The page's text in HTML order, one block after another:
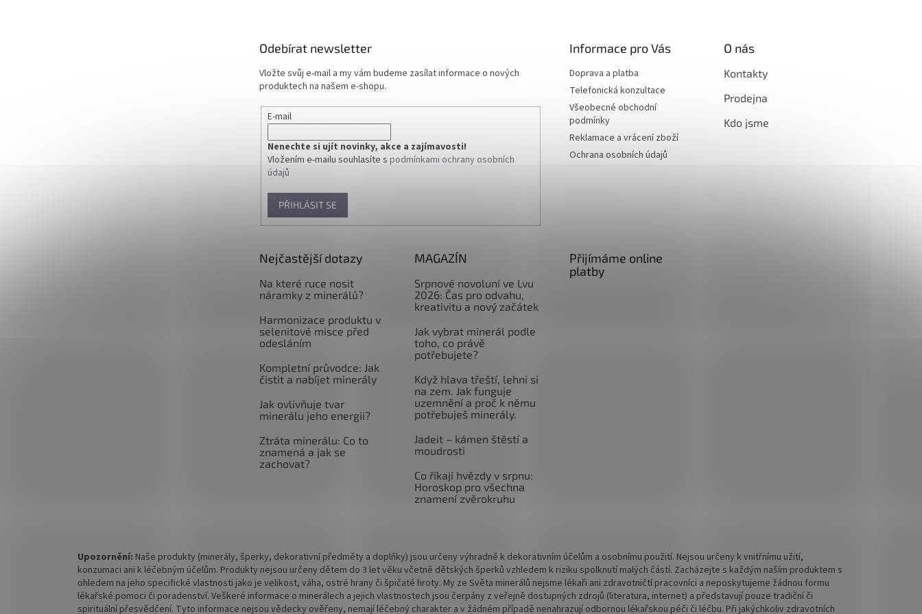
Odebírat newsletter
Vložte svůj e-mail a my vám budeme zasílat informace o nových
produktech na našem e-shopu.
E-mail
Nenechte si ujít novinky, akce a zajímavosti!
Vložením e-mailu souhlasíte s podmínkami ochrany osobních
údajů
PŘIHLÁSIT SE
Informace pro Vás
Doprava a platba
Telefonická konzultace
Všeobecné obchodní
podmínky
Reklamace a vrácení zboží
Ochrana osobních údajů
O nás
Kontakty
Prodejna
Kdo jsme
Nejčastější dotazy
Na které ruce nosit
náramky z minerálů?
Harmonizace produktu v
selenitové misce před
odesláním
Kompletní průvodce: Jak
čistit a nabíjet minerály
Jak ovlivňuje tvar
minerálu jeho energii?
Ztráta minerálu: Co to
znamená a jak se
zachovat?
MAGAZÍN
Srpnové novoluní ve Lvu
2026: Čas pro odvahu,
kreativitu a nový začátek
Jak vybrat minerál podle
toho, co právě
potřebujete?
Když hlava třeští, lehni si
na zem. Jak funguje
uzemnění a proč k němu
potřebuješ minerály.
Jadeit – kámen štěstí a
moudrosti
Co říkají hvězdy v srpnu:
Horoskop pro všechna
znamení zvěrokruhu
Přijímáme online
platby
Upozornění: Naše produkty (minerály, šperky, dekorativní předměty a doplňky) jsou určeny výhradně k dekorativním účelům a osobnímu použití. Nejsou určeny k vnitřnímu užití,
konzumaci ani k léčebným účelům. Produkty nejsou určeny dětem do 3 let věku včetně dětských šperků vzhledem k riziku spolknutí malých částí. Zacházejte s každým naším produktem s
ohledem na jeho specifické vlastnosti jako je velikost, váha, ostré hrany či špičaté hroty. My ze Světa minerálů nejsme lékaři ani zdravotničtí pracovníci a neposkytujeme žádnou formu
lékařské pomoci či poradenství. Veškeré informace o minerálech a jejich vlastnostech jsou čerpány z veřejně dostupných zdrojů (literatura, internet) a představují pouze tradiční či
spirituální přesvědčení. Tyto informace nejsou vědecky ověřeny, nemají léčebný charakter a v žádném případě nenahrazují odbornou lékařskou péči či léčbu. Při jakýchkoliv zdravotních